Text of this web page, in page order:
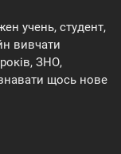
учень, студент,
вивчати
ЗНО,
щось нове